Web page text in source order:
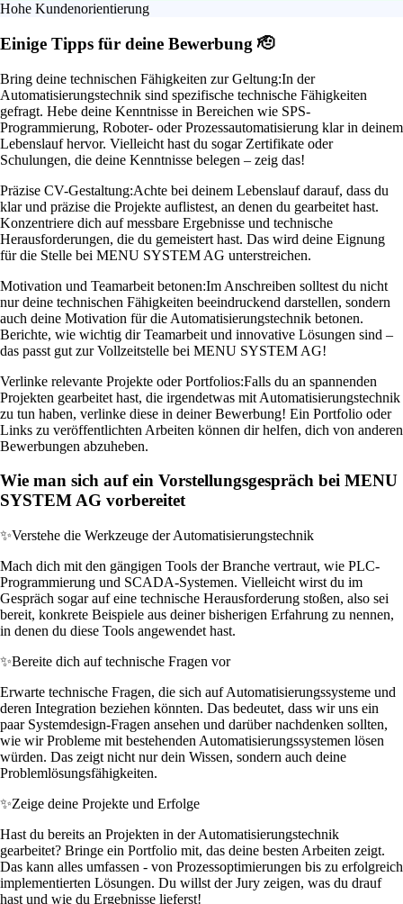
Hohe Kundenorientierung
Einige Tipps für deine Bewerbung 🫡
Bring deine technischen Fähigkeiten zur Geltung:In der
Automatisierungstechnik sind spezifische technische Fähigkeiten
gefragt. Hebe deine Kenntnisse in Bereichen wie SPS-
Programmierung, Roboter- oder Prozessautomatisierung klar in deinem
Lebenslauf hervor. Vielleicht hast du sogar Zertifikate oder
Schulungen, die deine Kenntnisse belegen – zeig das!
Präzise CV-Gestaltung:Achte bei deinem Lebenslauf darauf, dass du
klar und präzise die Projekte auflistest, an denen du gearbeitet hast.
Konzentriere dich auf messbare Ergebnisse und technische
Herausforderungen, die du gemeistert hast. Das wird deine Eignung
für die Stelle bei MENU SYSTEM AG unterstreichen.
Motivation und Teamarbeit betonen:Im Anschreiben solltest du nicht
nur deine technischen Fähigkeiten beeindruckend darstellen, sondern
auch deine Motivation für die Automatisierungstechnik betonen.
Berichte, wie wichtig dir Teamarbeit und innovative Lösungen sind –
das passt gut zur Vollzeitstelle bei MENU SYSTEM AG!
Verlinke relevante Projekte oder Portfolios:Falls du an spannenden
Projekten gearbeitet hast, die irgendetwas mit Automatisierungstechnik
zu tun haben, verlinke diese in deiner Bewerbung! Ein Portfolio oder
Links zu veröffentlichten Arbeiten können dir helfen, dich von anderen
Bewerbungen abzuheben.
Wie man sich auf ein Vorstellungsgespräch bei MENU
SYSTEM AG vorbereitet
✨Verstehe die Werkzeuge der Automatisierungstechnik
Mach dich mit den gängigen Tools der Branche vertraut, wie PLC-
Programmierung und SCADA-Systemen. Vielleicht wirst du im
Gespräch sogar auf eine technische Herausforderung stoßen, also sei
bereit, konkrete Beispiele aus deiner bisherigen Erfahrung zu nennen,
in denen du diese Tools angewendet hast.
✨Bereite dich auf technische Fragen vor
Erwarte technische Fragen, die sich auf Automatisierungssysteme und
deren Integration beziehen könnten. Das bedeutet, dass wir uns ein
paar Systemdesign-Fragen ansehen und darüber nachdenken sollten,
wie wir Probleme mit bestehenden Automatisierungssystemen lösen
würden. Das zeigt nicht nur dein Wissen, sondern auch deine
Problemlösungsfähigkeiten.
✨Zeige deine Projekte und Erfolge
Hast du bereits an Projekten in der Automatisierungstechnik
gearbeitet? Bringe ein Portfolio mit, das deine besten Arbeiten zeigt.
Das kann alles umfassen - von Prozessoptimierungen bis zu erfolgreich
implementierten Lösungen. Du willst der Jury zeigen, was du drauf
hast und wie du Ergebnisse lieferst!